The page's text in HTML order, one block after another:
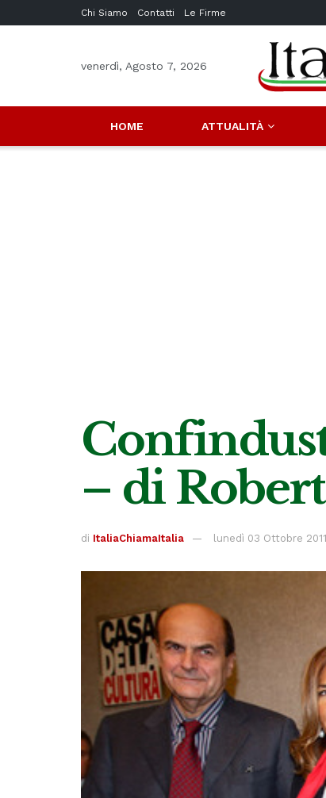
Chi Siamo Contatti Le Firme
venerdì, Agosto 7, 2026
HOME ATTUALITÀ
– di
di ItaliaChiamaItalia lunedì 03 Ottobre 2011